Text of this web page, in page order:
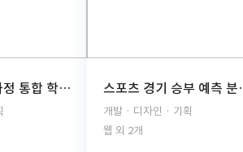
부트캠프 교육과정 통합 학습관리 플랫폼(React, TypeScript, FastAPI, PostgreSQL, AWS S3, JWT Auth, PDF Viewer) 스포츠 경기 승부 예
개발 · 디자인 · 기획
웹 외 2개